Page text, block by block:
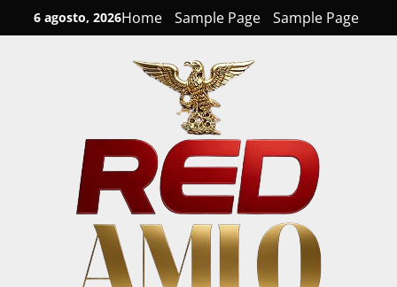
to
6 agosto, 2026Home Sample Page Sample Page